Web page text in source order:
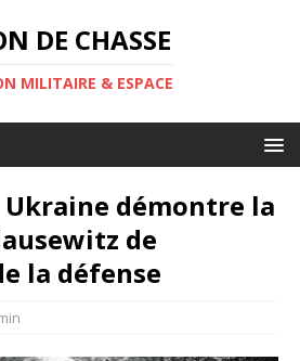
DE CHASSE
MILITAIRE & ESPACE
Ukraine démontre la
de
la défense